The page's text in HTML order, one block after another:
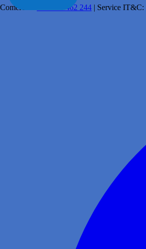
Comercial: +40 341 462 244 | Service IT&C: